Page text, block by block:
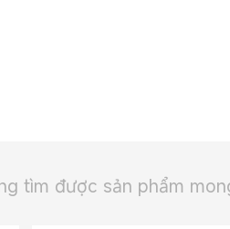
tìm được sản phẩm